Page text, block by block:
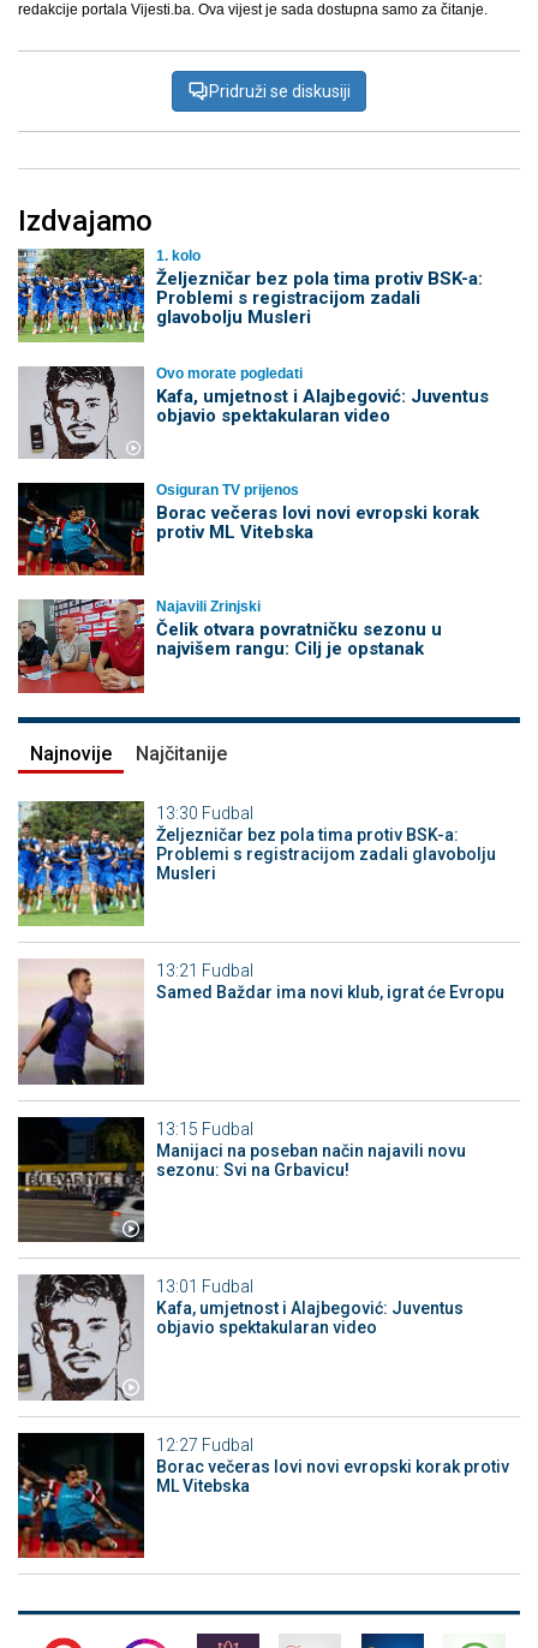
redakcije portala Vijesti.ba. Ova vijest je sada dostupna samo za čitanje.
Pridruži se diskusiji
Izdvajamo
1. kolo
Željezničar bez pola tima protiv BSK-a:
Problemi s registracijom zadali
glavobolju Musleri
Ovo morate pogledati
Kafa, umjetnost i Alajbegović: Juventus
objavio spektakularan video
Osiguran TV prijenos
Borac večeras lovi novi evropski korak
protiv ML Vitebska
Najavili Zrinjski
Čelik otvara povratničku sezonu u
najvišem rangu: Cilj je opstanak
Najnovije Najčitanije
13:30 Fudbal
Željezničar bez pola tima protiv BSK-a:
Problemi s registracijom zadali glavobolju
Musleri
13:21 Fudbal
Samed Baždar ima novi klub, igrat će Evropu
13:15 Fudbal
Manijaci na poseban način najavili novu
sezonu: Svi na Grbavicu!
13:01 Fudbal
Kafa, umjetnost i Alajbegović: Juventus
objavio spektakularan video
12:27 Fudbal
Borac večeras lovi novi evropski korak protiv
ML Vitebska